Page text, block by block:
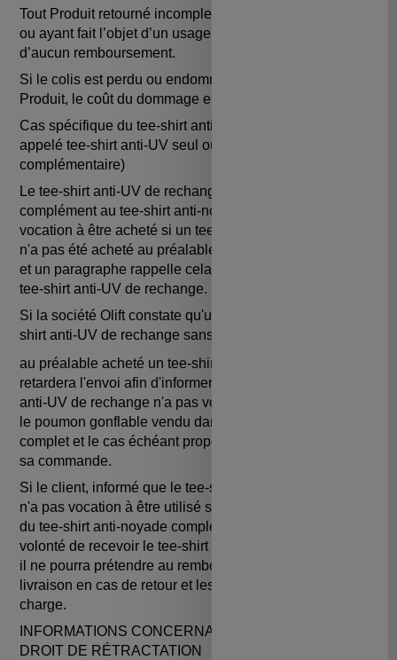
Tout Produit retourné incomplet, endommagé, très sale
ou ayant fait l’objet d’un usage anormal ne fera l’objet
d’aucun remboursement.
Si le colis est perdu ou endommagé lors du retour du
Produit, le coût du dommage est à la charge du Client.
Cas spécifique du tee-shirt anti-UV de rechange (aussi
appelé tee-shirt anti-UV seul ou tee- shirt anti-UV
complémentaire)
Le tee-shirt anti-UV de rechange est un produit de
complément au tee-shirt anti-noyade complet qui n'a pas
vocation à être acheté si un tee-shirt anti-noyade complet
n'a pas été acheté au préalable. Un panneau d'attention
et un paragraphe rappelle cela sur la page produit du
tee-shirt anti-UV de rechange.
Si la société Olift constate qu'un client a acheté un tee-
shirt anti-UV de rechange sans avoir
au préalable acheté un tee-shirt anti-noyade, elle
retardera l'envoi afin d'informer le client que le tee-shirt
anti-UV de rechange n'a pas vocation à être utilisé sans
le poumon gonflable vendu dans le tee-shirt anti-noyade
complet et le cas échéant proposera au client d'annuler
sa commande.
Si le client, informé que le tee-shirt anti-UV de rechange
n'a pas vocation à être utilisé sans le poumon gonflable
du tee-shirt anti-noyade complet, persiste dans sa
volonté de recevoir le tee-shirt anti-UV de rechange alors
il ne pourra prétendre au remboursement des frais de
livraison en cas de retour et les frais de retour seront à sa
charge.
INFORMATIONS CONCERNANT L'EXERCICE DU
DROIT DE RÉTRACTATION